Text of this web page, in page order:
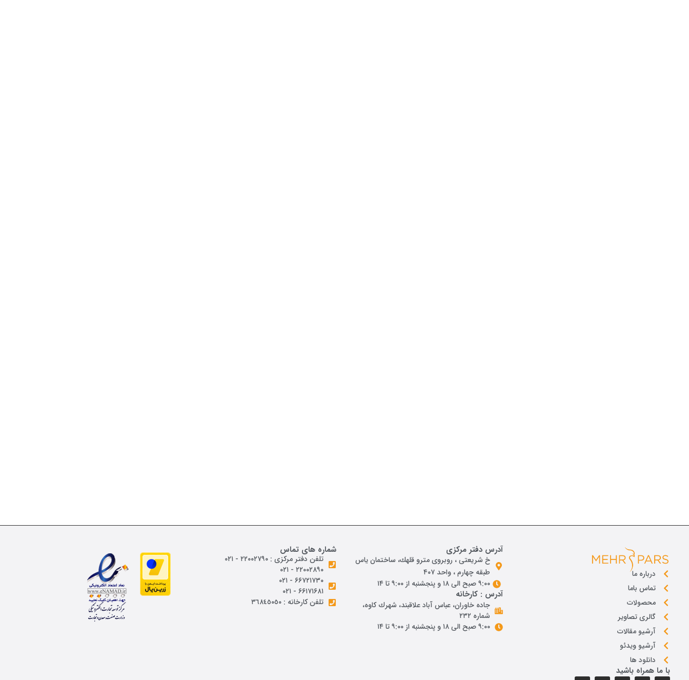
درباره ما
تماس باما
محصولات
گالری تصاویر
آرشیو مقالات
آرشیو ویدئو
دانلود ها
با ما همراه باشید
آدرس دفتر مرکزی
خ شريعتی ، روبروی مترو قلهك، ساختمان ياس
طبقه چهارم ، واحد ۴۰۷
۹:۰۰ صبح الی ۱۸ و پنجشنبه از ۹:۰۰ تا ۱۴
آدرس : کارخانه
جاده خاوران، عباس آباد علاقبند، شهرك كاوه،
شماره ٢٣٢
۹:۰۰ صبح الی ۱۸ و پنجشنبه از ۹:۰۰ تا ۱۴
شماره های تماس
تلفن دفتر مرکزی : ۲۲۰۰۲۷۹۰ - ۰۲۱
۲۲۰۰۲۸۹۰ - ۰۲۱
۶۶۷۲۱۷۳۰ - ۰۲۱
۶۶۱۷۱۶۸۱ - ۰۲۱
تلفن کارخانه : ٣٦٨٤٥٠٥٠